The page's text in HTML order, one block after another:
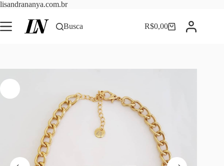
lisandrananya.com.brPular
o
conteúdo
Busca Carrinho
R$0,00